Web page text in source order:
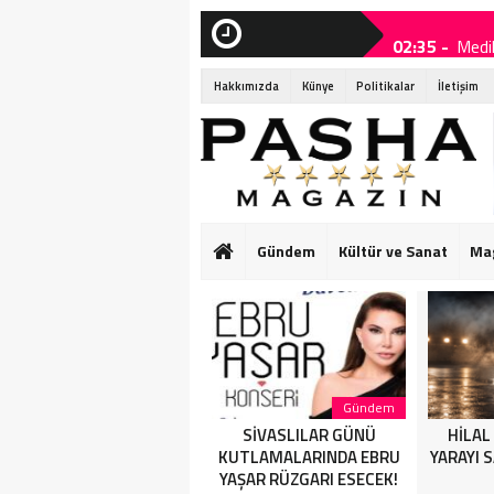
02:35 -
21:40 -
19:25 -
19:10 -
19:05 -
19:00 -
19:00 - Eda
18:25 -
Hakkımızda Künye Politikalar İletişim
Gündem Kültür ve Sanat
Gündem
SİVASLILAR GÜNÜ
KUTLAMALARINDA EBRU
YAŞAR RÜZGARI ESECEK!
YARAYI